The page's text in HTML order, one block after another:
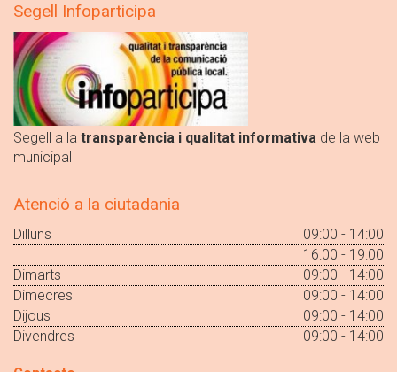
Segell Infoparticipa
Segell a la transparència i qualitat informativa de la web
municipal
Atenció a la ciutadania
Dilluns
09:00 - 14:00
16:00 - 19:00
Dimarts
09:00 - 14:00
Dimecres
09:00 - 14:00
Dijous
09:00 - 14:00
Divendres
09:00 - 14:00